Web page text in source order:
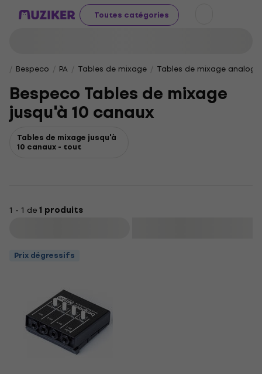
Toutes catégories
Bespeco PA Tables de mixage Tables de mixage
Bespeco Tables de mixage
jusqu'à 10 canaux
Tables de mixage jusqu'à
10 canaux - tout
1 - 1 de1 produits
Prix dégressifs